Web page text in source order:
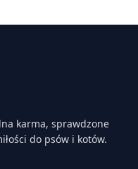
karma, sprawdzone
do psów i kotów.